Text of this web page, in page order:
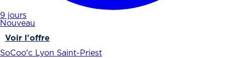
9 jours
Nouveau
Voir l'offre
SoCoo'c Lyon Saint-Priest